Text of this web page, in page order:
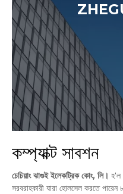
কম্প্যাক্ট সাবশন
চেচিয়াং ঝাগুই ইলেকট্রিক কোং, লি। হ'ল
সরবরাহকারী যারা হোলসেল করতে